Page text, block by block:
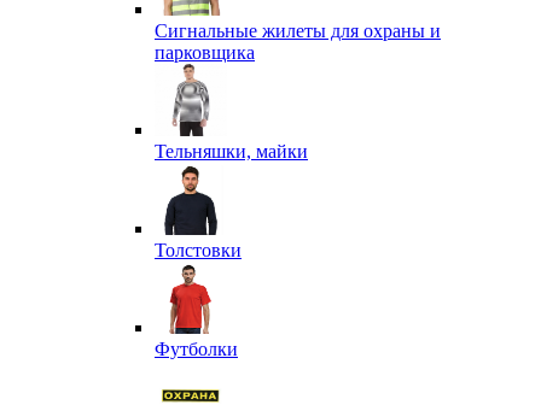
Сигнальные жилеты для охраны и
парковщика
Тельняшки, майки
Толстовки
Футболки